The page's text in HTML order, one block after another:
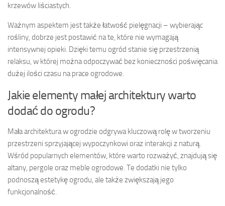
krzewów liściastych.
Ważnym aspektem jest także łatwość pielęgnacji – wybierając
rośliny, dobrze jest postawić na te, które nie wymagają
intensywnej opieki. Dzięki temu ogród stanie się przestrzenią
relaksu, w której można odpoczywać bez konieczności poświęcania
dużej ilości czasu na prace ogrodowe.
Jakie elementy małej architektury warto
dodać do ogrodu?
Mała architektura w ogrodzie odgrywa kluczową rolę w tworzeniu
przestrzeni sprzyjającej wypoczynkowi oraz interakcji z naturą.
Wśród popularnych elementów, które warto rozważyć, znajdują się
altany, pergole oraz meble ogrodowe. Te dodatki nie tylko
podnoszą estetykę ogrodu, ale także zwiększają jego
funkcjonalność.